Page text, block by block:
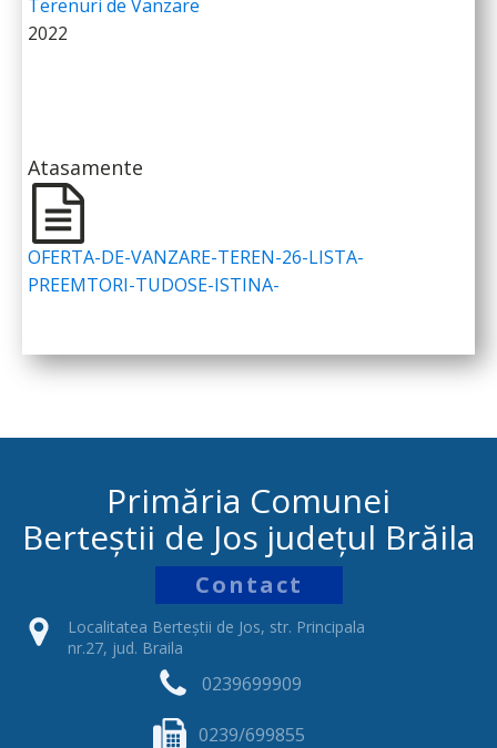
Terenuri de Vanzare
2022
Atasamente
OFERTA-DE-VANZARE-TEREN-26-LISTA-
PREEMTORI-TUDOSE-ISTINA-
Primăria Comunei
Berteștii de Jos județul Brăila
Contact
Localitatea Berteștii de Jos, str. Principala
nr.27, jud. Braila
0239699909
0239/699855